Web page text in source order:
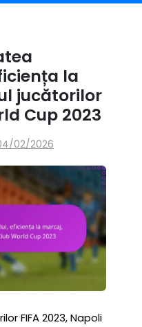
la
jucătorilor
Cup 2023
02/2026
FIFA 2023, Napoli